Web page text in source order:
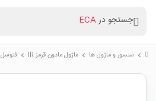
جستجو درECA
chevron_right سنسور و ماژول ها chevron_right ماژول مادون قرمز IR chevron_right فتوسل LDR 12mm